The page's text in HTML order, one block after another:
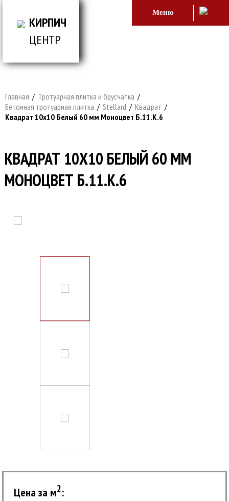
КИРПИЧ
ЦЕНТР
Меню
Главная / Тротуарная плитка и брусчатка /
Бетонная тротуарная плитка / Stellard / Квадрат /
Квадрат 10х10 Белый 60 мм Моноцвет Б.11.К.6
КВАДРАТ 10Х10 БЕЛЫЙ 60 ММ
МОНОЦВЕТ Б.11.К.6
Цена за м2: